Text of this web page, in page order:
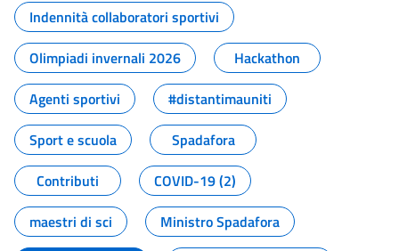
Indennità collaboratori sportivi
Olimpiadi invernali 2026
Hackathon
Agenti sportivi
#distantimauniti
Sport e scuola
Spadafora
Contributi
COVID-19 (2)
maestri di sci
Ministro Spadafora